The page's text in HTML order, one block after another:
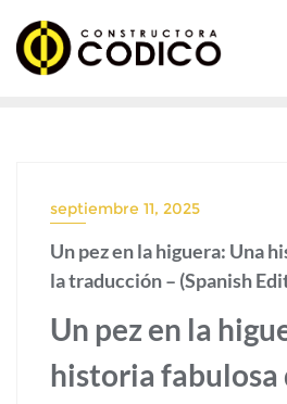
contenido
septiembre 11, 2025
Un pez en la higuera: Una
la traducción – (Spanish
Un pez en la
historia fabulosa